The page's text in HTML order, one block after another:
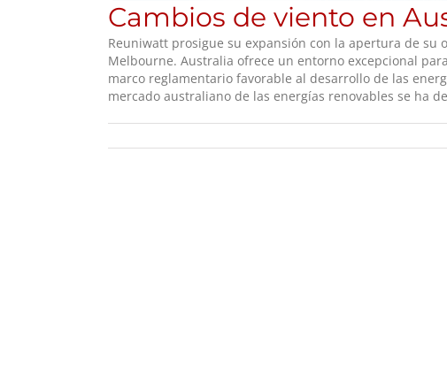
Cambios de viento en
Reuniwatt prosigue su expansión con la apertura de su
Melbourne. Australia ofrece un entorno excepcional
marco reglamentario favorable al desarrollo de las
mercado australiano de las energías renovables se ha